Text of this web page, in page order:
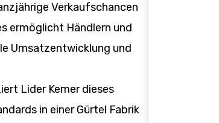
Verkaufschancen
ermöglicht Händlern und
Umsatzentwicklung und
Lider Kemer dieses
in einer Gürtel Fabrik